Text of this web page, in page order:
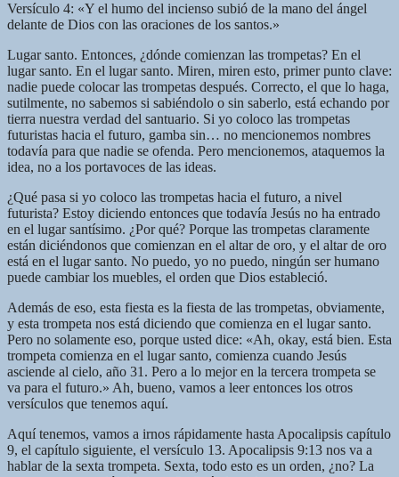
Versículo 4: «Y el humo del incienso subió de la mano del ángel
delante de Dios con las oraciones de los santos.»
Lugar santo. Entonces, ¿dónde comienzan las trompetas? En el
lugar santo. En el lugar santo. Miren, miren esto, primer punto clave:
nadie puede colocar las trompetas después. Correcto, el que lo haga,
sutilmente, no sabemos si sabiéndolo o sin saberlo, está echando por
tierra nuestra verdad del santuario. Si yo coloco las trompetas
futuristas hacia el futuro, gamba sin… no mencionemos nombres
todavía para que nadie se ofenda. Pero mencionemos, ataquemos la
idea, no a los portavoces de las ideas.
¿Qué pasa si yo coloco las trompetas hacia el futuro, a nivel
futurista? Estoy diciendo entonces que todavía Jesús no ha entrado
en el lugar santísimo. ¿Por qué? Porque las trompetas claramente
están diciéndonos que comienzan en el altar de oro, y el altar de oro
está en el lugar santo. No puedo, yo no puedo, ningún ser humano
puede cambiar los muebles, el orden que Dios estableció.
Además de eso, esta fiesta es la fiesta de las trompetas, obviamente,
y esta trompeta nos está diciendo que comienza en el lugar santo.
Pero no solamente eso, porque usted dice: «Ah, okay, está bien. Esta
trompeta comienza en el lugar santo, comienza cuando Jesús
asciende al cielo, año 31. Pero a lo mejor en la tercera trompeta se
va para el futuro.» Ah, bueno, vamos a leer entonces los otros
versículos que tenemos aquí.
Aquí tenemos, vamos a irnos rápidamente hasta Apocalipsis capítulo
9, el capítulo siguiente, el versículo 13. Apocalipsis 9:13 nos va a
hablar de la sexta trompeta. Sexta, todo esto es un orden, ¿no? La